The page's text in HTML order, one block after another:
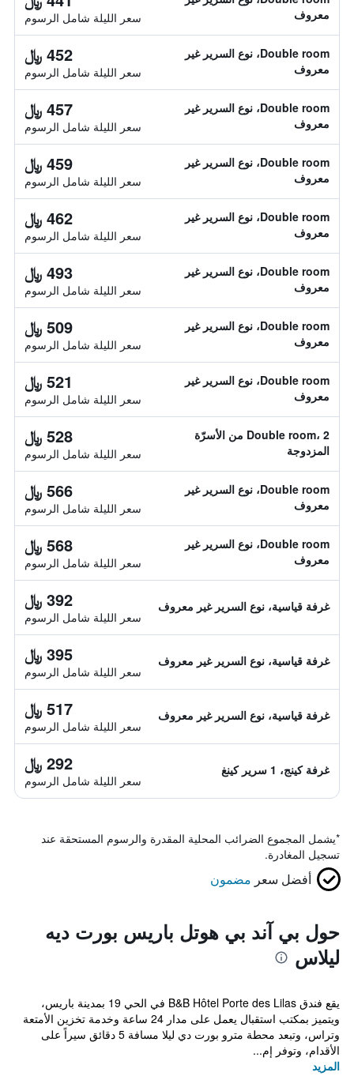
معروف
سعر الليلة شامل الرسوم
Double room، نوع السرير غير
معروف
452 ﷼
سعر الليلة شامل الرسوم
Double room، نوع السرير غير
معروف
457 ﷼
سعر الليلة شامل الرسوم
Double room، نوع السرير غير
معروف
459 ﷼
سعر الليلة شامل الرسوم
Double room، نوع السرير غير
معروف
462 ﷼
سعر الليلة شامل الرسوم
Double room، نوع السرير غير
معروف
493 ﷼
سعر الليلة شامل الرسوم
Double room، نوع السرير غير
معروف
509 ﷼
سعر الليلة شامل الرسوم
Double room، نوع السرير غير
معروف
521 ﷼
سعر الليلة شامل الرسوم
Double room، 2 من الأسرّة
المزدوجة
528 ﷼
سعر الليلة شامل الرسوم
Double room، نوع السرير غير
معروف
566 ﷼
سعر الليلة شامل الرسوم
Double room، نوع السرير غير
معروف
568 ﷼
سعر الليلة شامل الرسوم
غرفة قياسية، نوع السرير غير معروف 392 ﷼
سعر الليلة شامل الرسوم
غرفة قياسية، نوع السرير غير معروف 395 ﷼
سعر الليلة شامل الرسوم
غرفة قياسية، نوع السرير غير معروف 517 ﷼
سعر الليلة شامل الرسوم
غرفة كينج، 1 سرير كينغ 292 ﷼
سعر الليلة شامل الرسوم
*يشمل المجموع الضرائب المحلية المقدرة والرسوم المستحقة عند
تسجيل المغادرة.
أفضل سعر مضمون
حول بي آند بي هوتل باريس بورت ديه
ليلاس
يقع فندق B&B Hôtel Porte des Lilas في الحي 19 بمدينة باريس،
ويتميز بمكتب استقبال يعمل على مدار 24 ساعة وخدمة تخزين الأمتعة
وتراس، وتبعد محطة مترو بورت دي ليلا مسافة 5 دقائق سيراً على
الأقدام، وتوفر إم...
المزيد